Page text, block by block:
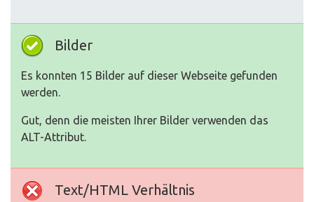
Bilder
Es konnten 15 Bilder auf dieser Webseite gefunden
werden.
Gut, denn die meisten Ihrer Bilder verwenden das
ALT-Attribut.
Text/HTML Verhältnis